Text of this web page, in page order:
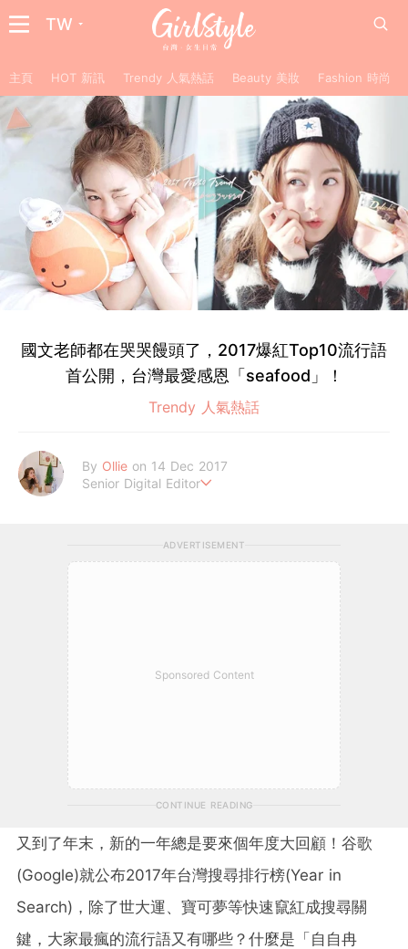
TW
主頁 HOT 新訊 Trendy 人氣熱話 Beauty 美妝 Fashion 時尚
國文老師都在哭哭饅頭了，2017爆紅Top10流行語
首公開，台灣最愛感恩「seafood」！
Trendy 人氣熱話
By Ollie on 14 Dec 2017
Senior Digital Editor
ADVERTISEMENT
Sponsored Content
CONTINUE READING
又到了年末，新的一年總是要來個年度大回顧！谷歌
(Google)就公布2017年台灣搜尋排行榜(Year in
Search)，除了世大運、寶可夢等快速竄紅成搜尋關
鍵，大家最瘋的流行語又有哪些？什麼是「自自冉